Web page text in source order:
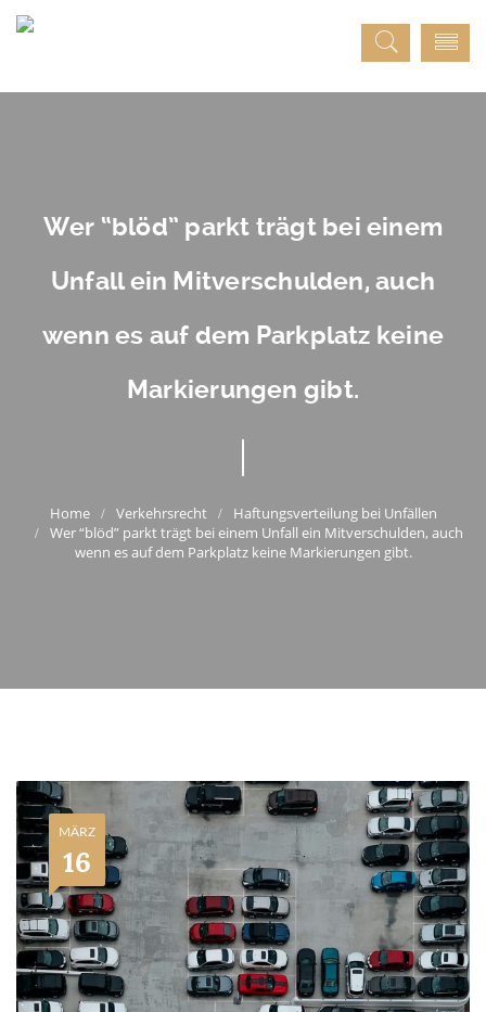
Wer “blöd” parkt trägt bei einem
Unfall ein Mitverschulden, auch
wenn es auf dem Parkplatz keine
Markierungen gibt.
Verkehrsrecht
Haftungsverteilung bei Unfällen
Wer “blöd” parkt trägt bei einem Unfall ein Mitverschulden, auch
wenn es auf dem Parkplatz keine Markierungen gibt.
MÄRZ
16